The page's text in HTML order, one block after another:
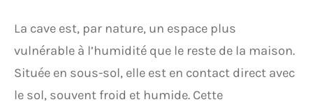
La cave est, par nature, un espace plus
vulnérable à l’humidité que le reste de la maison.
Située en sous-sol, elle est en contact direct avec
le sol, souvent froid et humide. Cette